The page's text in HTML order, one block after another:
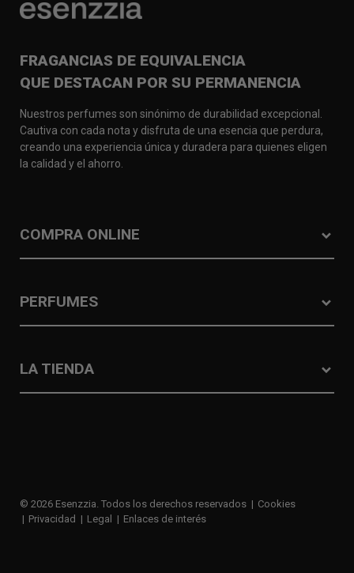
FRAGANCIAS DE EQUIVALENCIA
QUE DESTACAN POR SU PERMANENCIA
Nuestros perfumes son sinónimo de durabilidad excepcional.
Cautiva con cada nota y disfruta de una esencia que perdura,
creando una experiencia única y duradera para quienes eligen
la calidad y el ahorro.
COMPRA ONLINE
PERFUMES
LA TIENDA
© 2026 Esenzzia. Todos los derechos reservados
Cookies
Privacidad
Legal Enlaces de interés